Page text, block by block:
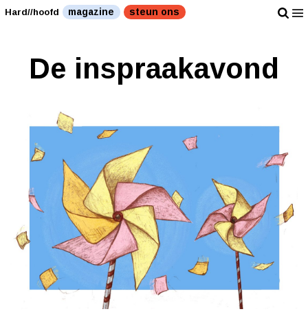
Hard//hoofd magazine steun ons
De inspraakavond